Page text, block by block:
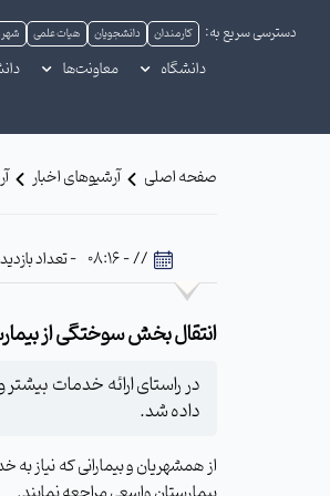
دسترسی سریع به: کارمندان دانشجویان هیات علمی
دانشگاه معاونت‌ها
صفحه اصلی آرشیوهای اخبار
// - 08:16 - تعداد بازدید: 1713
انتقال بخش سوختگی از
داده شد.
از همشهریان و بیمارانی که نیاز